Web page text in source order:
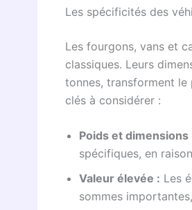
Les spécificités des
Les fourgons, vans et
classiques. Leurs
tonnes, transforment le
clés à considérer :
Poids et dimensions
spécifiques, en
Valeur élevée : Les
sommes